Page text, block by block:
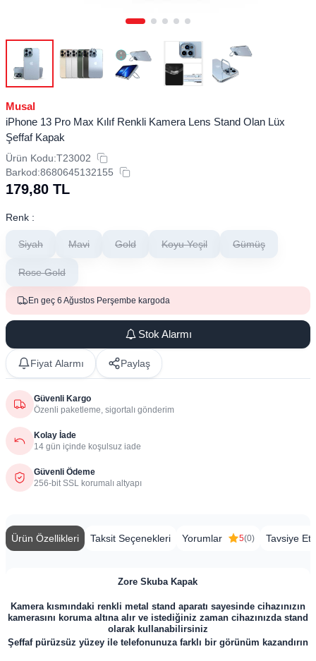
Musal
iPhone 13 Pro Max Kılıf Renkli Kamera Lens Stand Olan Lüx
Şeffaf Kapak
Ürün Kodu:T23002
Barkod:8680645132155
179,80 TL
Renk :
Siyah Mavi Gold Koyu Yeşil Gümüş
Rose Gold
En geç 6 Ağustos Perşembe kargoda
Stok Alarmı
Fiyat Alarmı Paylaş
Güvenli Kargo
Özenli paketleme, sigortalı gönderim
Kolay İade
14 gün içinde koşulsuz iade
Güvenli Ödeme
256-bit SSL korumalı altyapı
Ürün Özellikleri Taksit Seçenekleri Yorumlar 5(0) Tavsiye Et
​Zore Skuba Kapak
Kamera kısmındaki renkli metal stand aparatı sayesinde cihazınızın
kamerasını koruma altına alır ve istediğiniz zaman cihazınızda stand
olarak kullanabilirsiniz
Şeffaf pürüzsüz yüzey ile telefonunuza farklı bir görünüm kazandırın